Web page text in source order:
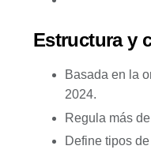
Estructura y
Basada en la
2024.
Regula más de
Define tipos